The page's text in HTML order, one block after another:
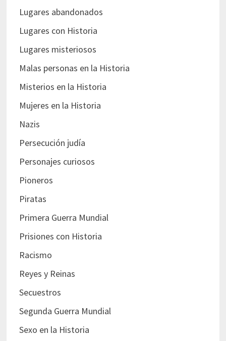
Lugares abandonados
Lugares con Historia
Lugares misteriosos
Malas personas en la Historia
Misterios en la Historia
Mujeres en la Historia
Nazis
Persecución judía
Personajes curiosos
Pioneros
Piratas
Primera Guerra Mundial
Prisiones con Historia
Racismo
Reyes y Reinas
Secuestros
Segunda Guerra Mundial
Sexo en la Historia